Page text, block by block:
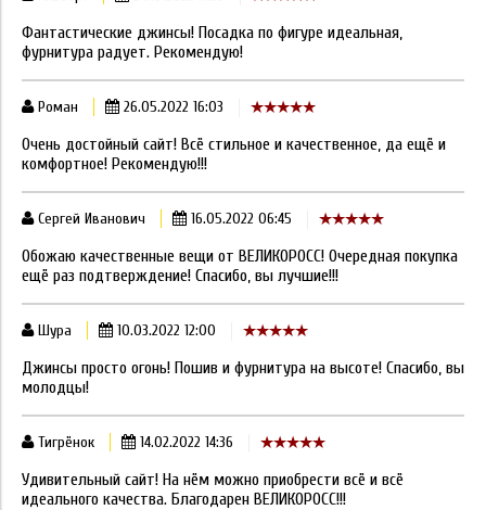
Фантастические джинсы! Посадка по фигуре идеальная,
фурнитура радует. Рекомендую!
Роман 26.05.2022 16:03
Очень достойный сайт! Всё стильное и качественное, да ещё и
комфортное! Рекомендую!!!
Сергей Иванович 16.05.2022 06:45
Обожаю качественные вещи от ВЕЛИКОРОСС! Очередная покупка
ещё раз подтверждение! Спасибо, вы лучшие!!!
Шура 10.03.2022 12:00
Джинсы просто огонь! Пошив и фурнитура на высоте! Спасибо, вы
молодцы!
Тигрёнок 14.02.2022 14:36
Удивительный сайт! На нём можно приобрести всё и всё
идеального качества. Благодарен ВЕЛИКОРОСС!!!